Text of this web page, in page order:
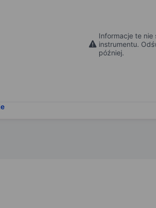
Informacje te
instrumentu.
później.